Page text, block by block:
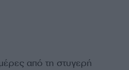
από τη στυγερή